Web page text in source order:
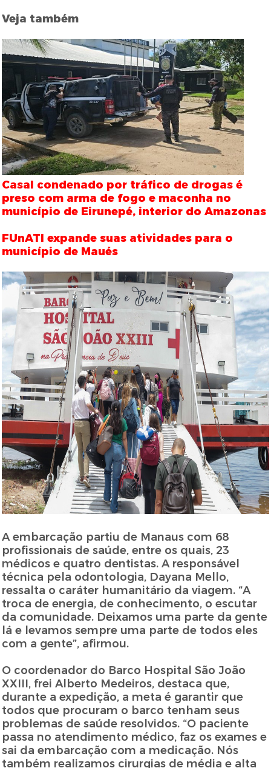
Veja também
Casal condenado por tráfico de drogas é
preso com arma de fogo e maconha no
município de Eirunepé, interior do Amazonas
FUnATI expande suas atividades para o
município de Maués
A embarcação partiu de Manaus com 68
profissionais de saúde, entre os quais, 23
médicos e quatro dentistas. A responsável
técnica pela odontologia, Dayana Mello,
ressalta o caráter humanitário da viagem. “A
troca de energia, de conhecimento, o escutar
da comunidade. Deixamos uma parte da gente
lá e levamos sempre uma parte de todos eles
com a gente”, afirmou.
O coordenador do Barco Hospital São João
XXIII, frei Alberto Medeiros, destaca que,
durante a expedição, a meta é garantir que
todos que procuram o barco tenham seus
problemas de saúde resolvidos. “O paciente
passa no atendimento médico, faz os exames e
sai da embarcação com a medicação. Nós
também realizamos cirurgias de média e alta